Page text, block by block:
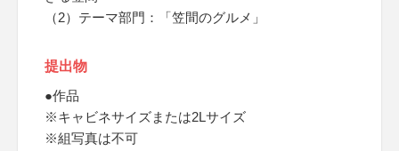
（2）テーマ部門：「笠間のグルメ」
提出物
●作品
※キャビネサイズまたは2Lサイズ
※組写真は不可